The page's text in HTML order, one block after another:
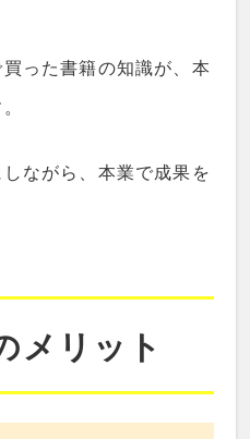
った書籍の知識が、本
ながら、本業で成果を
メリット